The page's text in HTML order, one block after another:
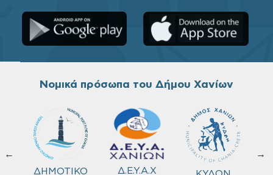
Νομικά πρόσωπα του Δήμου Χανίων
←
ΔΗΜΟΤΙΚΟ Δ.Ε.Υ.Α.Χ
→